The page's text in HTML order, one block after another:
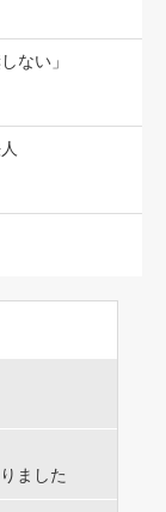
ない」
ました